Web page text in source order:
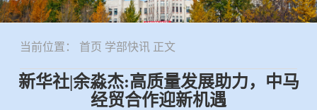
当前位置： 首页 学部快讯正文
新华社|余淼杰:高质量发展助力，中马
经贸合作迎新机遇